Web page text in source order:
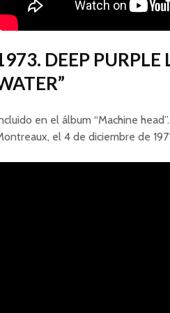
DEEP
en el álbum “Machine
el 4 de diciembre de